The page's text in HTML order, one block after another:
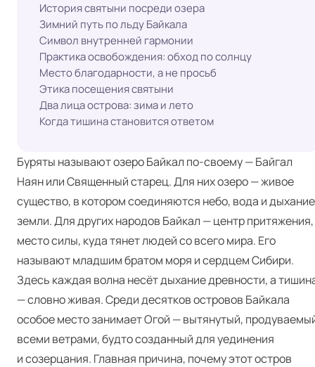
История святыни посреди озера
Зимний путь по льду Байкала
Символ внутренней гармонии
Практика освобождения: обход по солнцу
Место благодарности, а не просьб
Этика посещения святыни
Два лица острова: зима и лето
Когда тишина становится ответом
Буряты называют озеро Байкал по-своему — Байгал
Наян или Священный старец. Для них озеро — живое
существо, в котором соединяются небо, вода и дыхание
земли. Для других народов Байкал — центр притяжения,
место силы, куда тянет людей со всего мира. Его
называют младшим братом моря и сердцем Сибири.
Здесь каждая волна несёт дыхание древности, а
— словно живая. Среди десятков островов Байкала
особое место занимает Огой — вытянутый,
всеми ветрами, будто созданный для уединения
и созерцания. Главная причина, почему этот остров